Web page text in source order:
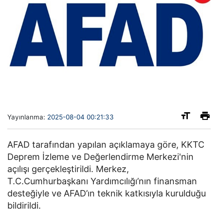
Yayınlanma: 2025-08-04 00:21:33
AFAD tarafından yapılan açıklamaya göre, KKTC
Deprem İzleme ve Değerlendirme Merkezi'nin
açılışı gerçekleştirildi. Merkez,
T.C.Cumhurbaşkanı Yardımcılığı’nın finansman
desteğiyle ve AFAD’ın teknik katkısıyla kurulduğu
bildirildi.